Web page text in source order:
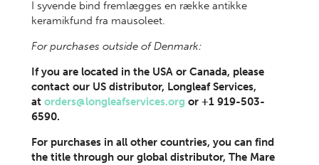
I syvende bind fremlægges en række antikke
keramikfund fra mausoleet.
For purchases outside of Denmark:
If you are located in the USA or Canada, please
contact our US distributor, Longleaf Services,
at orders@longleafservices.org or +1 919-503-
6590.
For purchases in all other countries, you can find
the title through our global distributor, The Mare